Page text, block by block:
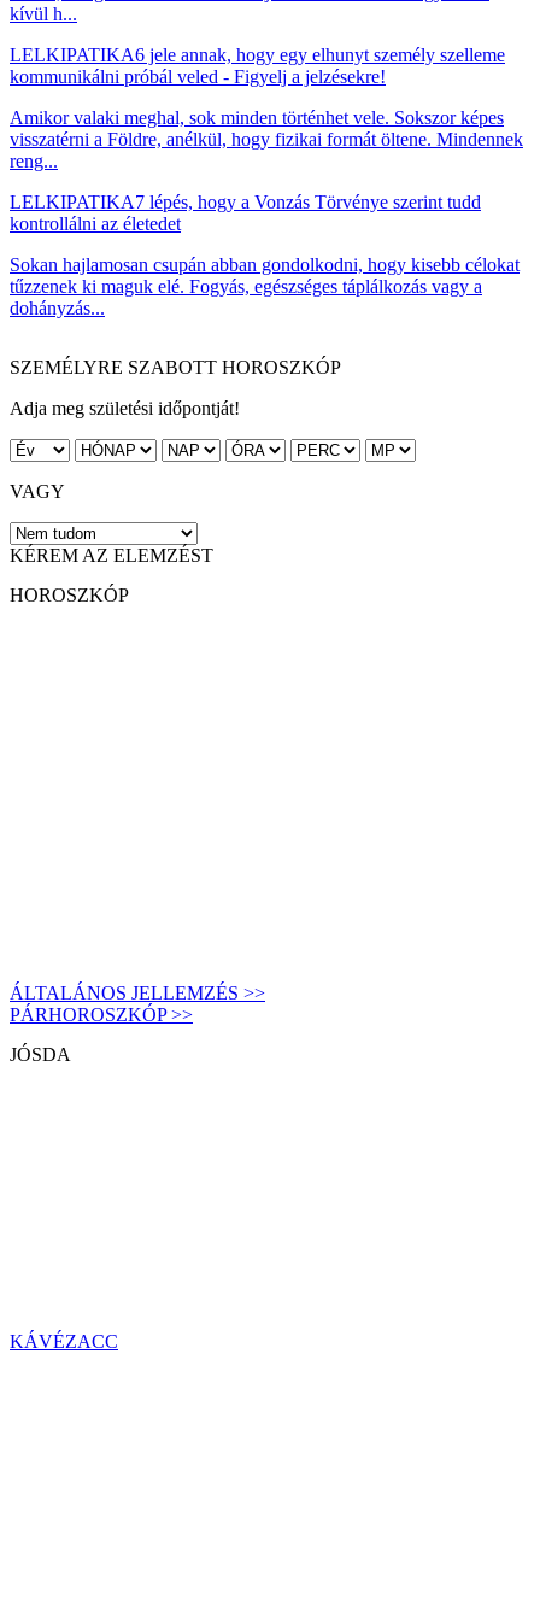
kívül h...
LELKIPATIKA6 jele annak, hogy egy elhunyt személy szelleme
kommunikálni próbál veled - Figyelj a jelzésekre!
Amikor valaki meghal, sok minden történhet vele. Sokszor képes
visszatérni a Földre, anélkül, hogy fizikai formát öltene. Mindennek
reng...
LELKIPATIKA7 lépés, hogy a Vonzás Törvénye szerint tudd
kontrollálni az életedet
Sokan hajlamosan csupán abban gondolkodni, hogy kisebb célokat
tűzzenek ki maguk elé. Fogyás, egészséges táplálkozás vagy a
dohányzás...
SZEMÉLYRE SZABOTT HOROSZKÓP
Adja meg születési időpontját!
VAGY
KÉREM AZ ELEMZÉST
HOROSZKÓP
ÁLTALÁNOS JELLEMZÉS >>
PÁRHOROSZKÓP >>
JÓSDA
KÁVÉZACC